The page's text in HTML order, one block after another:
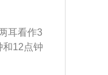
，如果
应急措
所有的
然后将
塞的东
耳看作3
和12点钟
手握住